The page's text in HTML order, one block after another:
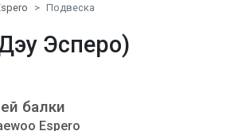
Подвеска
Эсперо)
балки
Espero